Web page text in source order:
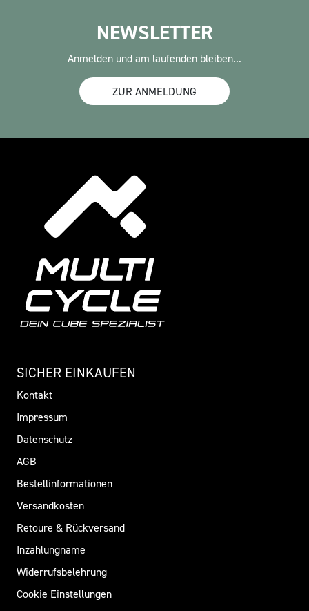
NEWSLETTER
Anmelden und am laufenden bleiben...
ZUR ANMELDUNG
SICHER EINKAUFEN
Kontakt
Impressum
Datenschutz
AGB
Bestellinformationen
Versandkosten
Retoure & Rückversand
Inzahlungname
Widerrufsbelehrung
Cookie Einstellungen